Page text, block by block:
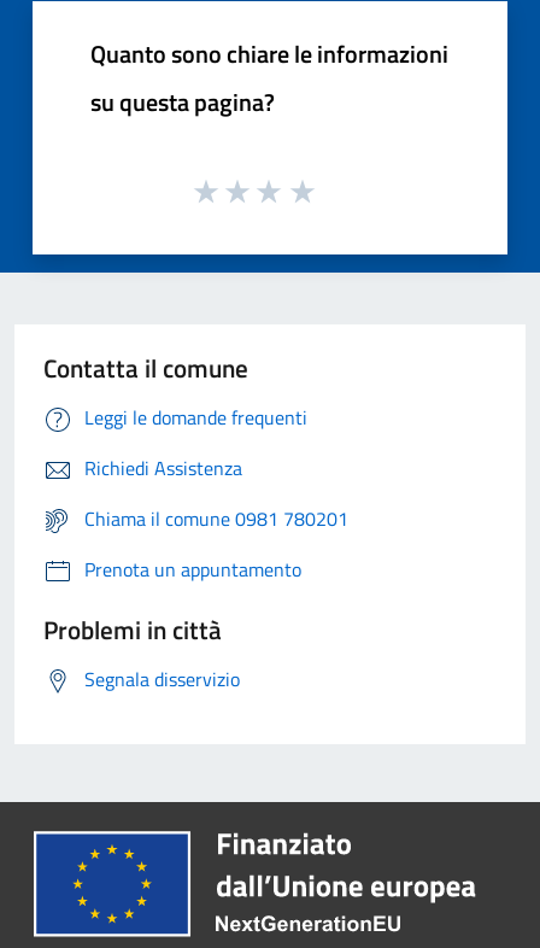
Quanto sono chiare le informazioni
su questa pagina?
Contatta il comune
Leggi le domande frequenti
Richiedi Assistenza
Chiama il comune 0981 780201
Prenota un appuntamento
Problemi in città
Segnala disservizio